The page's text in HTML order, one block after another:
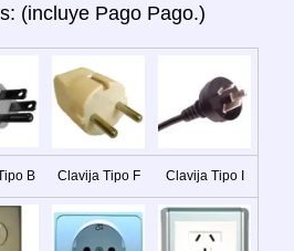
(incluye Pago Pago.)
B Clavija Tipo F Clavija Tipo I